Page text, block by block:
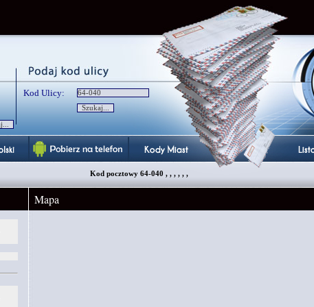
Kod Ulicy:
Kod pocztowy 64-040 , , , , , ,
Mapa